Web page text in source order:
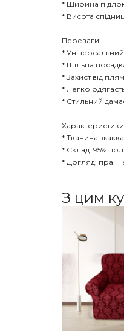
* Ширина
* Висота
Переваги:
*
* Щільна
* Захист від
* Легко
* Стильний
* Тканина:
* Склад: 95%
* Догляд:
З цим